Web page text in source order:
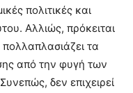
πολιτικές και
Αλλιώς, πρόκειται
τα
από την φυγή των
δεν επιχειρεί